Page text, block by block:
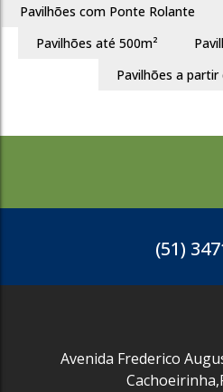
Pavilhões com Ponte Rolante
Pavilhões até 500m²
Pavilhões a partir
(51)
Avenida Frederico
Cachoeirinha,